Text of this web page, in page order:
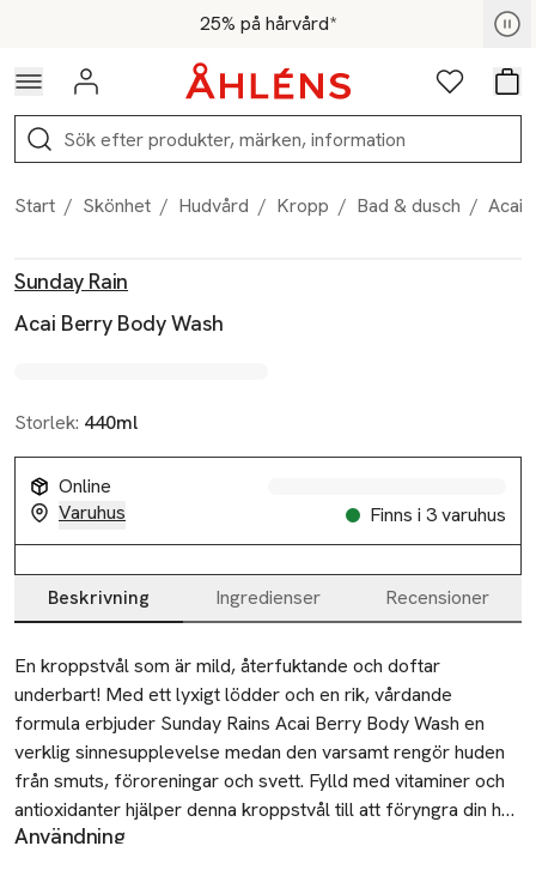
Hoppa till navigationsmenyn25% på hårvård*
För medlemmar - Shoppa nu
Logga in Favoriter
Sök
Start / Skönhet / Hudvård / Kropp / Bad & dusch / Acai
Sunday Rain
Acai Berry Body Wash
Storlek: 440ml
Online
Varuhus
Finns i 3 varuhus
Beskrivning Ingredienser Recensioner
Beskrivning
En kroppstvål som är mild, återfuktande och doftar
underbart! Med ett lyxigt lödder och en rik, vårdande
formula erbjuder Sunday Rains Acai Berry Body Wash en
verklig sinnesupplevelse medan den varsamt rengör huden
från smuts, föroreningar och svett. Fylld med vitaminer och
antioxidanter hjälper denna kroppstvål till att föryngra din hud
samt lämnar den väldoftande och återfuktad. Den är
Användning